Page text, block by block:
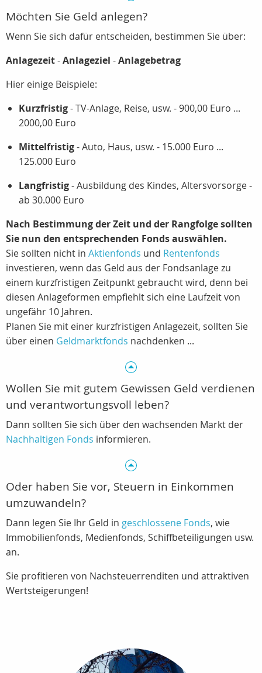
Möchten Sie Geld anlegen?
Wenn Sie sich dafür entscheiden, bestimmen Sie über:
Anlagezeit-Anlageziel -Anlagebetrag
Hier einige Beispiele:
Kurzfristig- TV-Anlage, Reise, usw. - 900,00 Euro ...
2000,00 Euro
Mittelfristig- Auto, Haus, usw. - 15.000 Euro ...
125.000 Euro
Langfristig- Ausbildung des Kindes, Altersvorsorge -
ab 30.000 Euro
Nach Bestimmung der Zeit und der Rangfolge sollten
Sie nun den entsprechenden Fonds auswählen.
Sie sollten nicht in Aktienfonds und Rentenfonds
investieren, wenn das Geld aus der Fondsanlage zu
einem kurzfristigen Zeitpunkt gebraucht wird, denn bei
diesen Anlageformen empfiehlt sich eine Laufzeit von
ungefähr 10 Jahren.
Planen Sie mit einer kurzfristigen Anlagezeit, sollten Sie
über einen Geldmarktfonds nachdenken ...
Wollen Sie mit gutem Gewissen Geld verdienen
und verantwortungsvoll leben?
Dann sollten Sie sich über den wachsenden Markt der
Nachhaltigen Fonds informieren.
Oder haben Sie vor, Steuern in Einkommen
umzuwandeln?
Dann legen Sie Ihr Geld in geschlossene Fonds, wie
Immobilienfonds, Medienfonds, Schiffbeteiligungen usw.
an.
Sie profitieren von Nachsteuerrenditen und attraktiven
Wertsteigerungen!